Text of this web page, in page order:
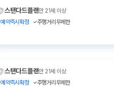
스탠다드플랜만 21세 이상
예약즉시확정
주행거리무제한
스탠다드플랜만 21세 이상
예약즉시확정
주행거리무제한